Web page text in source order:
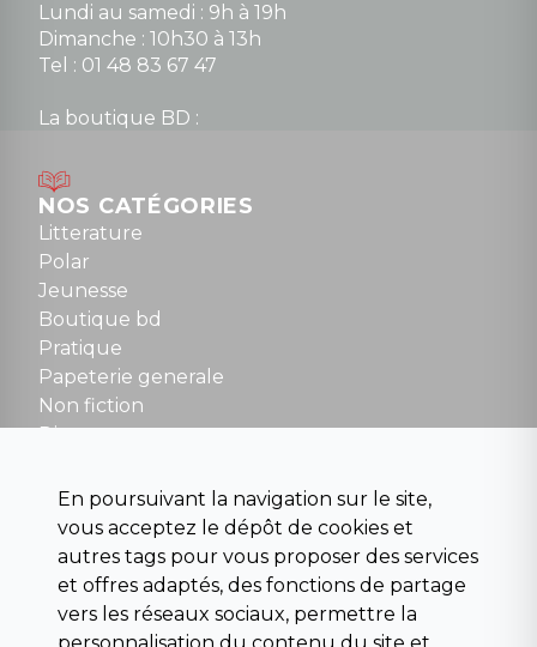
Lundi au samedi : 9h à 19h
Dimanche : 10h30 à 13h
Tel : 01 48 83 67 47
La boutique BD :
Mardi au samedi : 10h à 13h / 14h à 19h
Dimanche : 10h30 à 12h30
Tel : 01 48 89 13 88
Fermé le dimanche en Juillet et Août
NOUS CONTACTER
contact@la-griffe-noire.com
NOS CATÉGORIES
Litterature
Polar
Jeunesse
Boutique bd
Pratique
Papeterie generale
Non fiction
Divers
Beaux livres et art
Para scolaire
Histoire
Pochoteque
Pleiade
En poursuivant la navigation sur le site,
vous acceptez le dépôt de cookies et
autres tags pour vous proposer des services
et offres adaptés, des fonctions de partage
vers les réseaux sociaux, permettre la